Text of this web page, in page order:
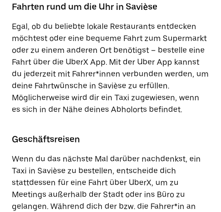
Fahrten rund um die Uhr in Savièse
Egal, ob du beliebte lokale Restaurants entdecken
möchtest oder eine bequeme Fahrt zum Supermarkt
oder zu einem anderen Ort benötigst – bestelle eine
Fahrt über die UberX App. Mit der Uber App kannst
du jederzeit mit Fahrer*innen verbunden werden, um
deine Fahrtwünsche in Savièse zu erfüllen.
Möglicherweise wird dir ein Taxi zugewiesen, wenn
es sich in der Nähe deines Abholorts befindet.
Geschäftsreisen
Wenn du das nächste Mal darüber nachdenkst, ein
Taxi in Savièse zu bestellen, entscheide dich
stattdessen für eine Fahrt über UberX, um zu
Meetings außerhalb der Stadt oder ins Büro zu
gelangen. Während dich der bzw. die Fahrer*in an